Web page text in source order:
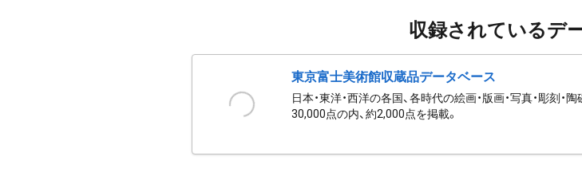
収録されているデ
東京富士美術館収蔵品データベース
日本・東洋・西洋の各国、各時代の絵画・版画・写真・彫刻
30,000点の内、約2,000点を掲載。